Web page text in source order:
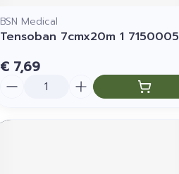
BSN Medical
Tensoban 7cmx20m 1 7150005
€ 7,69